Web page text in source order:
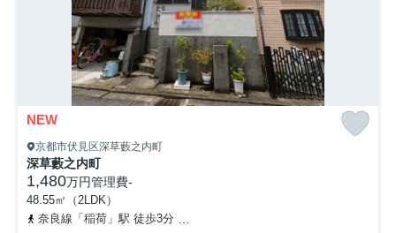
NEW
京都市伏見区深草藪之内町
深草藪之内町
1,480万円管理費-
48.55㎡（2LDK）
奈良線「稲荷」駅 徒歩3分